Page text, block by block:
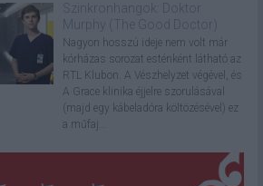
Szinkronhangok: Doktor
Murphy (The Good Doctor)
Nagyon hosszú ideje nem volt már
kórházas sorozat esténként látható az
RTL Klubon. A Vészhelyzet végével, és
A Grace klinika éjjelre szorulásával
(majd egy kábeladóra költözésével) ez
a műfaj...